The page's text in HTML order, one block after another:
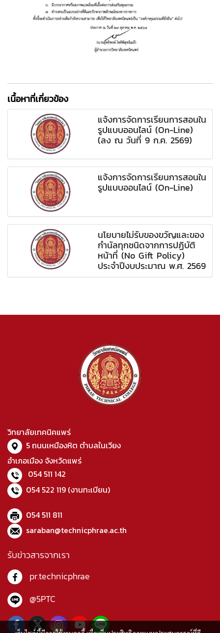
เนื้อหาที่เกี่ยวข้อง
แจ้งการจัดการเรียนการสอนใน
รูปแบบออนไลน์ (On-Line)
(ลง ณ วันที่ 9 ก.ค. 2569)
แจ้งการจัดการเรียนการสอนใน
รูปแบบออนไลน์ (On-Line)
นโยบายไม่รับของขวัญและของ
กำนัลทุกชนิดจากการปฏิบัติ
หน้าที่ (No Gift Policy)
ประจำปีงบประมาณ พ.ศ. 2569
วิทยาลัยเทคนิคแพร่
5 ถนนเหมืองหิต ตำบลในเวียง
อำเภอเมือง จังหวัดแพร่
054 511 142
054 522 119 (งานทะเบียน)
054 511 811
saraban@technicphrae.ac.th
รับข่าวสารจากเรา
pr.technicphrae
@5PTC